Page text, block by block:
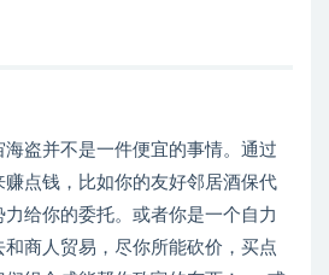
盗并不是一件便宜的事情。通过
点钱，比如你的友好邻居酒保代
给你的委托。或者你是一个自力
和商人贸易，尽你所能砍价，买点